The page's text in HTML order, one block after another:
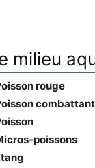
milieu
rouge
combattant
poissons